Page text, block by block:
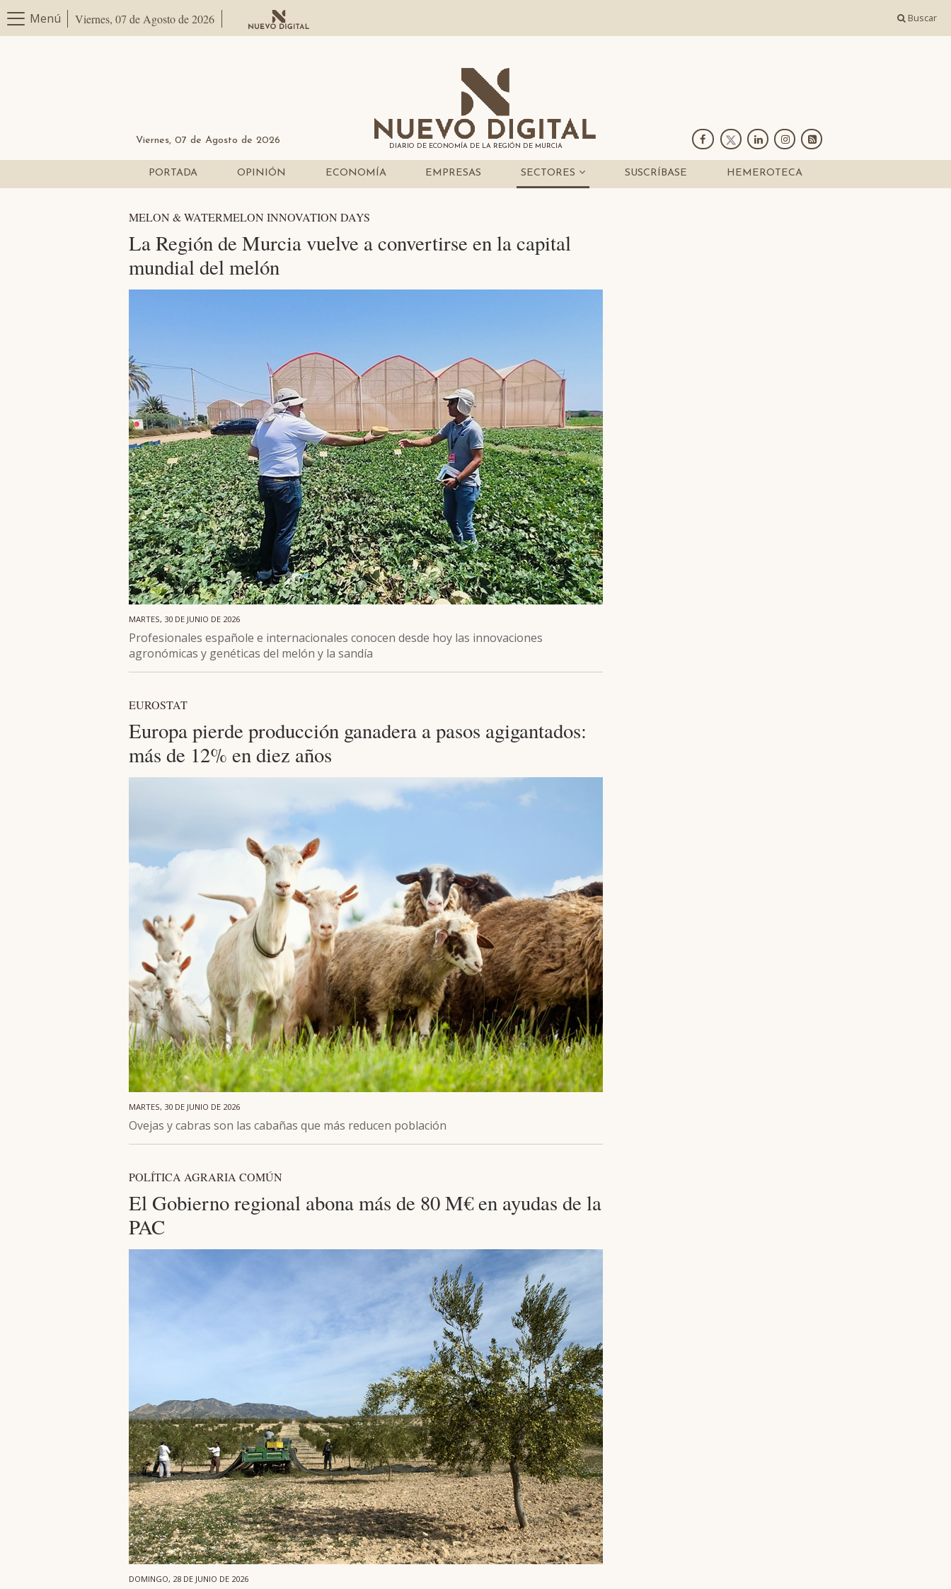
Menú Viernes, 07 de Agosto de 2026 Buscar
Viernes, 07 de Agosto de 2026
DIARIO DE ECONOMÍA DE LA REGIÓN DE MURCIA
PORTADA OPINIÓN ECONOMÍA EMPRESAS SECTORES SUSCRÍBASE HEMEROTECA
MELON & WATERMELON INNOVATION DAYS
La Región de Murcia vuelve a convertirse en la capital
mundial del melón
MARTES, 30 DE JUNIO DE 2026
Profesionales españole e internacionales conocen desde hoy las innovaciones
agronómicas y genéticas del melón y la sandía
EUROSTAT
Europa pierde producción ganadera a pasos agigantados:
más de 12% en diez años
MARTES, 30 DE JUNIO DE 2026
Ovejas y cabras son las cabañas que más reducen población
POLÍTICA AGRARIA COMÚN
El Gobierno regional abona más de 80 M€ en ayudas de la
PAC
DOMINGO, 28 DE JUNIO DE 2026